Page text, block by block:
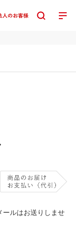
ールはお送りしませ